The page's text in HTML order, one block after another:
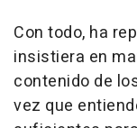
Con todo, ha
insistiera en
contenido de
vez que